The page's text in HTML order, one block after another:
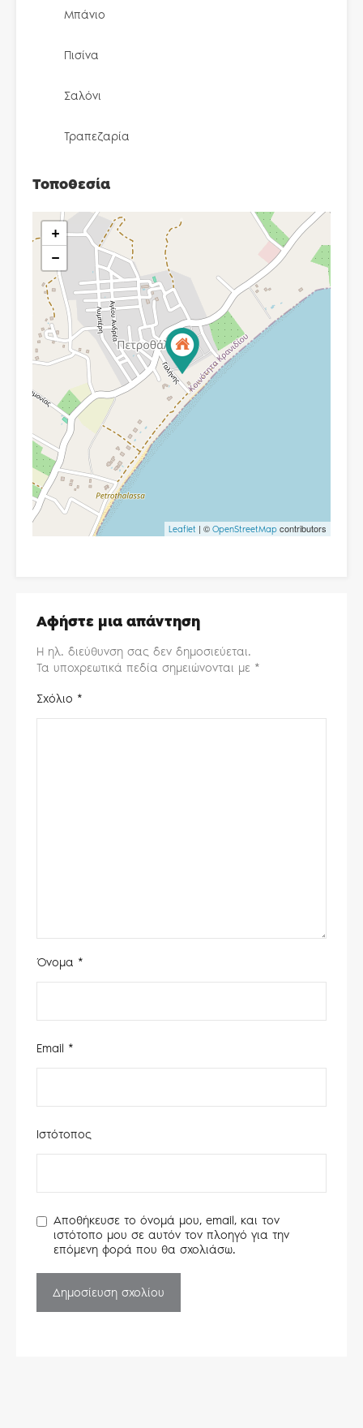
Μπάνιο
Πισίνα
Σαλόνι
Τραπεζαρία
Τοποθεσία
+
−
Leaflet | © OpenStreetMap contributors
Αφήστε μια απάντηση
Η ηλ. διεύθυνση σας δεν δημοσιεύεται.
Τα υποχρεωτικά πεδία σημειώνονται με *
Σχόλιο *
Όνομα *
Email *
Ιστότοπος
Αποθήκευσε το όνομά μου, email, και τον
ιστότοπο μου σε αυτόν τον πλοηγό για την
επόμενη φορά που θα σχολιάσω.